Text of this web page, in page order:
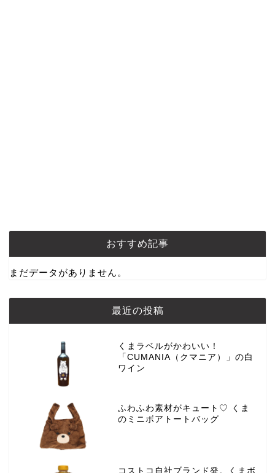
おすすめ記事
まだデータがありません。
最近の投稿
くまラベルがかわいい！
「CUMANIA（クマニア）」の白
ワイン
ふわふわ素材がキュート♡ くま
のミニボアトートバッグ
コストコ自社ブランド発。くまボ